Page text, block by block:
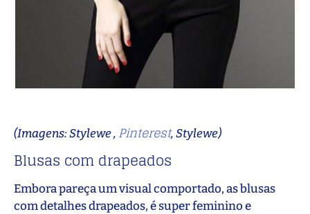
(Imagens: Stylewe , Pinterest,Stylewe)
Blusas com drapeados
Embora pareça um visual comportado, as blusas
com detalhes drapeados, é super feminino e